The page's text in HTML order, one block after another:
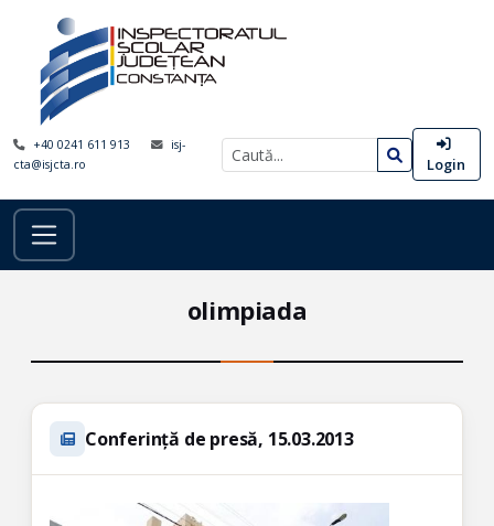
+40 0241 611 913
isj-
cta@isjcta.ro
Login
olimpiada
Conferință de presă, 15.03.2013